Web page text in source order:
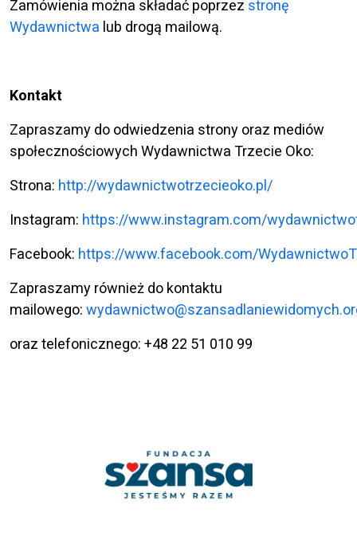
Zamówienia można składać poprzez stronę
Wydawnictwa lub drogą mailową.
Kontakt
Zapraszamy do odwiedzenia strony oraz mediów
społecznościowych Wydawnictwa Trzecie Oko:
Strona: http://wydawnictwotrzecieoko.pl/
Instagram: https://www.instagram.com/
Facebook: https://www.facebook.com/
Zapraszamy również do kontaktu
mailowego:
oraz telefonicznego: +48 22 51 010 99